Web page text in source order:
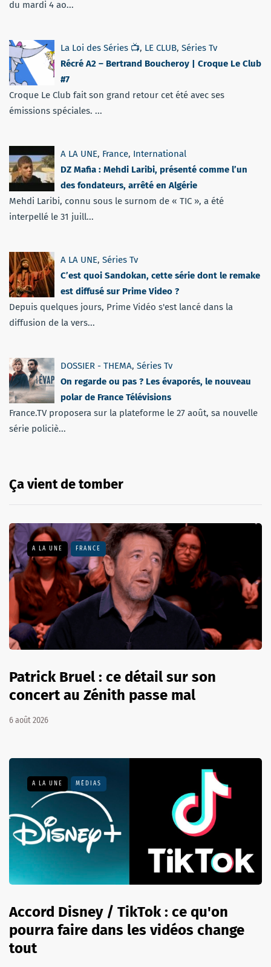
du mardi 4 ao...
La Loi des Séries 📺, LE CLUB, Séries Tv
Récré A2 – Bertrand Boucheroy | Croque Le Club
#7
Croque Le Club fait son grand retour cet été avec ses
émissions spéciales. ...
A LA UNE, France, International
DZ Mafia : Mehdi Laribi, présenté comme l’un
des fondateurs, arrêté en Algérie
Mehdi Laribi, connu sous le surnom de « TIC », a été
interpellé le 31 juill...
A LA UNE, Séries Tv
C’est quoi Sandokan, cette série dont le remake
est diffusé sur Prime Video ?
Depuis quelques jours, Prime Vidéo s'est lancé dans la
diffusion de la vers...
DOSSIER - THEMA, Séries Tv
On regarde ou pas ? Les évaporés, le nouveau
polar de France Télévisions
France.TV proposera sur la plateforme le 27 août, sa nouvelle
série policiè...
Ça vient de tomber
A LA UNE FRANCE
Patrick Bruel : ce détail sur son
concert au Zénith passe mal
6 août 2026
A LA UNE MÉDIAS
Accord Disney / TikTok : ce qu'on
pourra faire dans les vidéos change
tout